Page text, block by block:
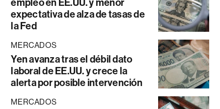
expectativa de alza de tasas de
la Fed
MERCADOS
Yen avanza tras el débil dato
laboral de EE.UU. y crece la
alerta por posible intervención
MERCADOS